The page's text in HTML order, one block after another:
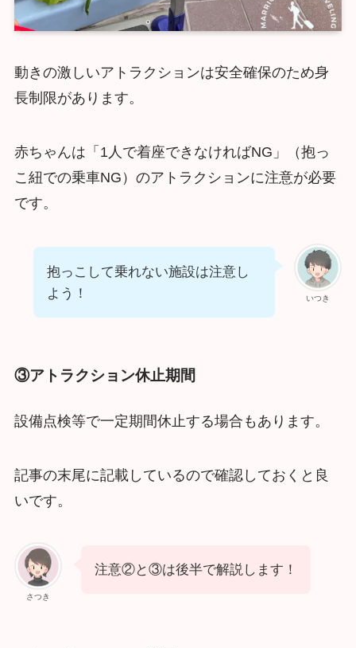
動きの激しいアトラクションは安全確保のため身
長制限があります。
赤ちゃんは「1人で着座できなければNG」（抱っ
こ紐での乗車NG）のアトラクションに注意が必要
です。
いつき
抱っこして乗れない施設は注意し
よう！
③アトラクション休止期間
設備点検等で一定期間休止する場合もあります。
記事の末尾に記載しているので確認しておくと良
いです。
さつき
注意②と③は後半で解説します！